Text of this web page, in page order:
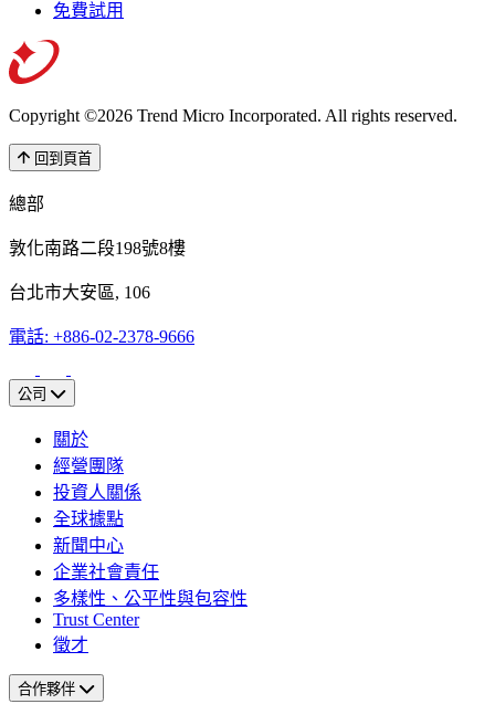
免費試用
Copyright ©2026 Trend Micro Incorporated. All rights reserved.
回到頁首
總部
敦化南路二段198號8樓
台北市大安區, 106
電話: +886-02-2378-9666
公司
關於
經營團隊
投資人關係
全球據點
新聞中心
企業社會責任
多樣性、公平性與包容性
Trust Center
徵才
合作夥伴